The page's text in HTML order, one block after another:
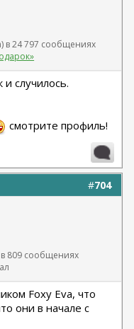
в 24 797 сообщениях
случилось.
смотрите профиль!
#704
809 сообщениях
Foxy Eva, что
они в начале с